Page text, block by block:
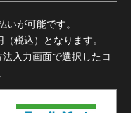
いが可能です。
税込）となります。
入力画面で選択したコ